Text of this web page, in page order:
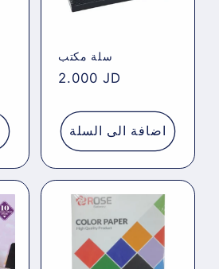
سلة مكتب
Regular
2.000 JD
اضافة الى السلة